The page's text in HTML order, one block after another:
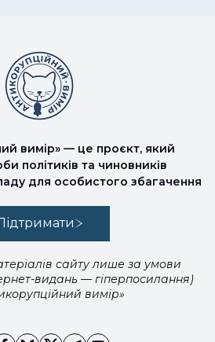
вимір» — це проєкт, який
політиків та чиновників
для особистого збагачення
сайту лише за умови
видань — гіперпосилання)
вимір»